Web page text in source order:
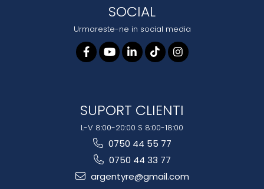
SOCIAL
Urmareste-ne in social media
SUPORT CLIENTI
L-V 8:00-20:00 S 8:00-18:00
0750 44 55 77
0750 44 33 77
argentyre@gmail.com